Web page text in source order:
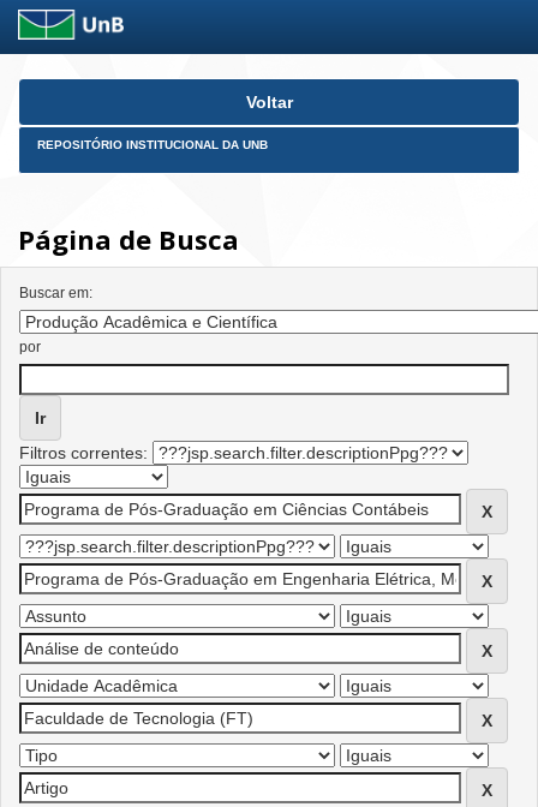
Skip
Voltar
REPOSITÓRIO INSTITUCIONAL DA UNB
Página de Busca
Buscar em:
por
Filtros correntes: